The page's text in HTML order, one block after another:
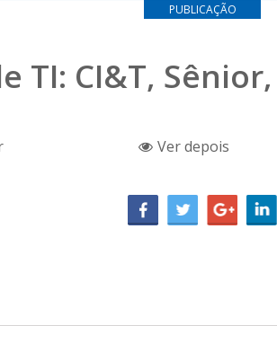
PUBLICAÇÃO
TI: CI&T,
Ver depois